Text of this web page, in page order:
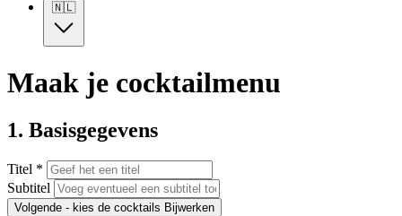
🇳🇱
Maak je cocktailmenu
1. Basisgegevens
Titel *
Subtitel
Volgende - kies de cocktails Bijwerken